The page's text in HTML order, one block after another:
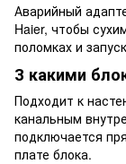
Аварийный
Haier, чтобы
поломках и
З какими
Подходит к
канальным
подключается
плате блока.